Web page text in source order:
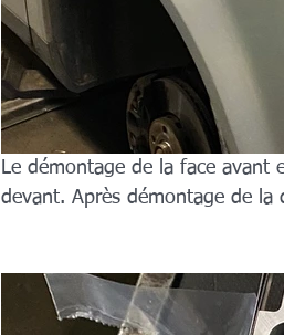
Le démontage de la face avant
devant. Après démontage de la